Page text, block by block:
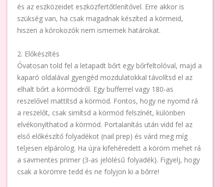
és az eszközeidet eszközfertőtlenítővel. Erre akkor is
szükség van, ha csak magadnak készíted a körmeid,
hiszen a kórokozók nem ismernek határokat.
2. Előkészítés
Óvatosan told fel a letapadt bőrt egy bőrfeltolóval, majd a
kaparó oldalával gyengéd mozdulatokkal távolítsd el az
elhalt bőrt a körmödről. Egy bufferrel vagy 180-as
reszelővel mattítsd a körmöd. Fontos, hogy ne nyomd rá
a reszelőt, csak simítsd a körmöd felszínét, különben
elvékonyíthatod a körmöd. Portalanítás után vidd fel az
első előkészítő folyadékot (nail prep) és várd meg míg
teljesen elpárolog. Ha újra kifehéredett a köröm mehet rá
a savmentes primer (3-as jelölésű folyadék). Figyelj, hogy
csak a körömre tedd és ne folyjon ki a bőrre!